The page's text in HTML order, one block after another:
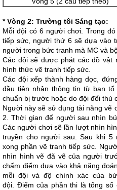
* Vòng 2: Trường tôi Sáng tạo:
Mỗi đội có 6 người chơi. Trong
tiếp sức, người thứ 6 sẽ dựa vào
người trong bức tranh mà MC và
Các đội sẽ được phát các đồ vật
hình thức vẽ tranh tiếp sức.
Các đội xếp thành hàng dọc,
đầu tiên nhận thông tin từ ban
chuẩn bị trước hoặc do đội đối thủ
Người này sẽ sử dụng tài năng vẽ
2. Thời gian để người sau nhìn
Các người chơi sẽ lần lượt nhìn
truyền cho người sau. Sau khi
xong phần vẽ tranh tiếp sức.
nhìn hình vẽ đã vẽ của người
chấm điểm dựa vào khả năng
mỗi đội và độ chính xác của
đội. Điểm của phần thi là tổng số